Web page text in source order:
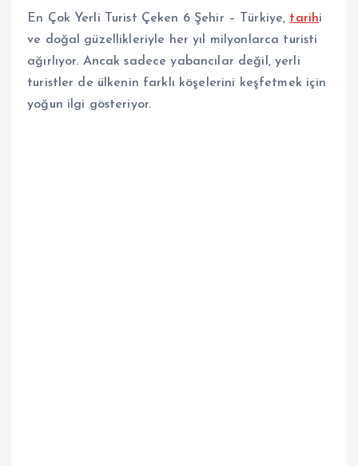
En Çok Yerli Turist Çeken 6 Şehir – Türkiye, tarihi
ve doğal güzellikleriyle her yıl milyonlarca turisti
ağırlıyor. Ancak sadece yabancılar değil, yerli
turistler de ülkenin farklı köşelerini keşfetmek için
yoğun ilgi gösteriyor.